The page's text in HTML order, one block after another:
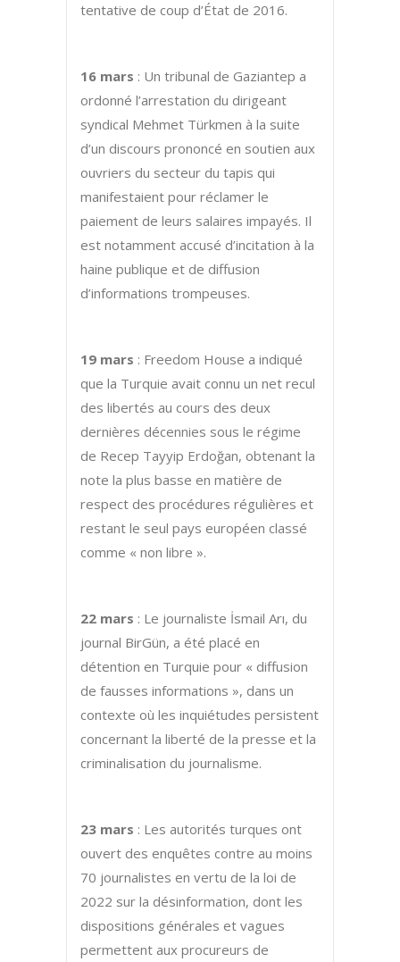
tentative de coup d’État de 2016.
16 mars : Un tribunal de Gaziantep a
ordonné l’arrestation du dirigeant
syndical Mehmet Türkmen à la suite
d’un discours prononcé en soutien aux
ouvriers du secteur du tapis qui
manifestaient pour réclamer le
paiement de leurs salaires impayés. Il
est notamment accusé d’incitation à la
haine publique et de diffusion
d’informations trompeuses.
19 mars : Freedom House a indiqué
que la Turquie avait connu un net recul
des libertés au cours des deux
dernières décennies sous le régime
de Recep Tayyip Erdoğan, obtenant la
note la plus basse en matière de
respect des procédures régulières et
restant le seul pays européen classé
comme « non libre ».
22 mars : Le journaliste İsmail Arı, du
journal BirGün, a été placé en
détention en Turquie pour « diffusion
de fausses informations », dans un
contexte où les inquiétudes persistent
concernant la liberté de la presse et la
criminalisation du journalisme.
23 mars : Les autorités turques ont
ouvert des enquêtes contre au moins
70 journalistes en vertu de la loi de
2022 sur la désinformation, dont les
dispositions générales et vagues
permettent aux procureurs de